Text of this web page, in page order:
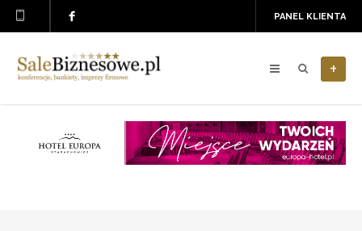
PANEL KLIENTA
+